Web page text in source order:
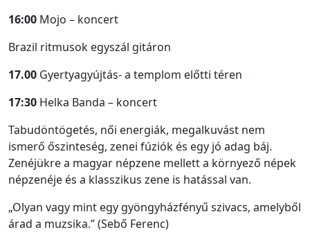
16:00 Mojo – koncert
Brazil ritmusok egyszál gitáron
17.00 Gyertyagyújtás- a templom előtti téren
17:30 Helka Banda – koncert
Tabudöntögetés, női energiák, megalkuvást nem
ismerő őszinteség, zenei fúziók és egy jó adag báj.
Zenéjükre a magyar népzene mellett a környező népek
népzenéje és a klasszikus zene is hatással van.
„Olyan vagy mint egy gyöngyházfényű szivacs, amelyből
árad a muzsika.” (Sebő Ferenc)